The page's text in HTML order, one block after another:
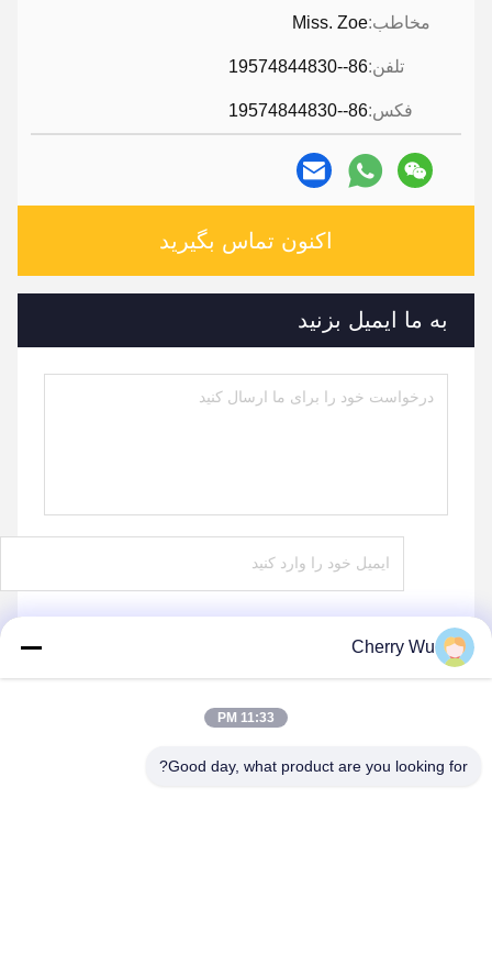
مخاطب:Miss. Zoe
تلفن:86--19574844830
فکس:86--19574844830
اکنون تماس بگیرید
به ما ایمیل بزنید
Cherry Wu
11:33 PM
Good day, what product are you looking for?